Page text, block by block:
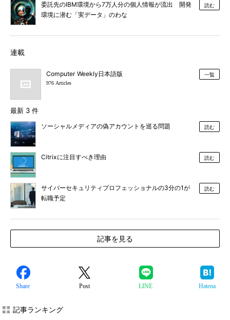
委託先のIBM環境から7万人分の個人情報が流出 開発
環境に潜む「実データ」のわな
読む
連載
Computer Weekly日本語版
976 Articles
一覧
最新 3 件
ソーシャルメディアの偽アカウントを巡る問題 読む
Citrixに注目すべき理由 読む
サイバーセキュリティプロフェッショナルの3分の1が
転職予定
読む
記事を見る
Share Post LINE Hatena
記事ランキング